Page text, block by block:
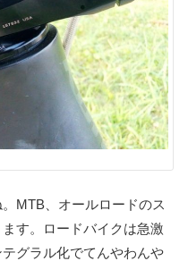
MTB、オールロードのス
す。ロードバイクは急激
グラル化でてんやわんや